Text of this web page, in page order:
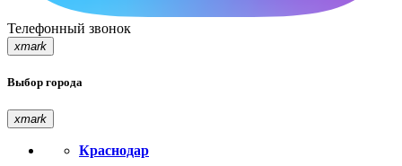
Телефонный звонок
xmark
Выбор города
xmark
Краснодар